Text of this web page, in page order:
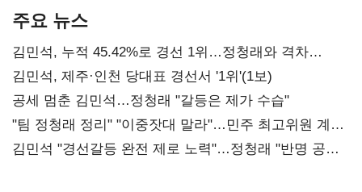
주요 뉴스
김민석, 누적 45.42%로 경선 1위…정청래와 격차
0.86%p(2보)
김민석, 제주·인천 당대표 경선서 '1위'(1보)
공세 멈춘 김민석…정청래 "갈등은 제가 수습"
"팀 정청래 정리" "이중잣대 말라"…민주 최고위원 계파
다툼 격화
김민석 "경선갈등 완전 제로 노력"…정청래 "반명 공세